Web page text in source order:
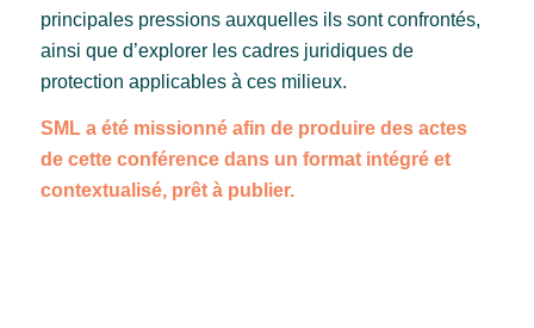
principales pressions auxquelles ils sont confrontés,
ainsi que d’explorer les cadres juridiques de
protection applicables à ces milieux.
SML a été missionné afin de produire des actes
de cette conférence dans un format intégré et
contextualisé, prêt à publier.